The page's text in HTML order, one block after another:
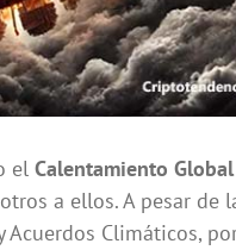
el Calentamiento Global
a ellos. A pesar de
Acuerdos Climáticos,